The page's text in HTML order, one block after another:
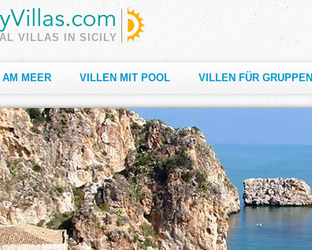
VILLAS IN SICILY
MEER VILLEN MIT POOL VILLEN FÜR GRUPPEN